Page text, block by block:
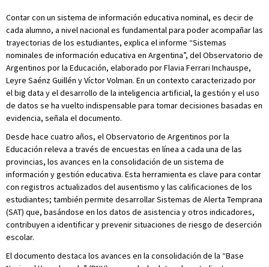
Contar con un sistema de información educativa nominal, es decir de
cada alumno, a nivel nacional es fundamental para poder acompañar las
trayectorias de los estudiantes, explica el informe “Sistemas
nominales de información educativa en Argentina”, del Observatorio de
Argentinos por la Educación, elaborado por Flavia Ferrari Inchauspe,
Leyre Saénz Guillén y Víctor Volman. En un contexto caracterizado por
el big data y el desarrollo de la inteligencia artificial, la gestión y el uso
de datos se ha vuelto indispensable para tomar decisiones basadas en
evidencia, señala el documento.
Desde hace cuatro años, el Observatorio de Argentinos por la
Educación releva a través de encuestas en línea a cada una de las
provincias, los avances en la consolidación de un sistema de
información y gestión educativa. Esta herramienta es clave para contar
con registros actualizados del ausentismo y las calificaciones de los
estudiantes; también permite desarrollar Sistemas de Alerta Temprana
(SAT) que, basándose en los datos de asistencia y otros indicadores,
contribuyen a identificar y prevenir situaciones de riesgo de deserción
escolar.
El documento destaca los avances en la consolidación de la “Base